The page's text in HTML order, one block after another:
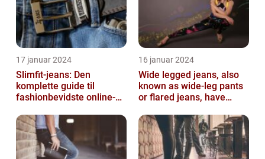
17 januar 2024
Slimfit-jeans: Den
komplette guide til
fashionbevidste online-
16 januar 2024
Wide legged jeans, also
known as wide-leg pants
or flared jeans, have
people...